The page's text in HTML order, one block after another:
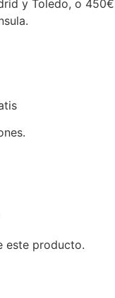
tus
y Toledo, o 450€
este producto.